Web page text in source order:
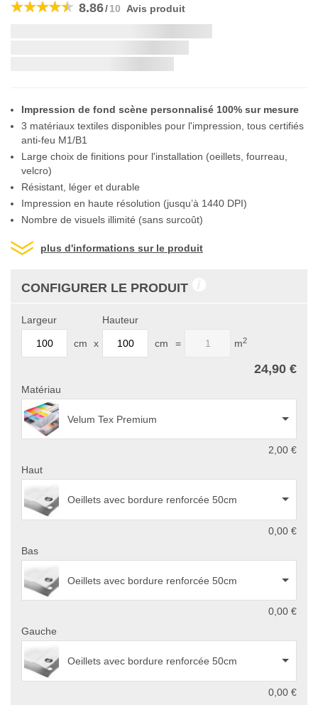
8.86/10
Avis produit
Impression de fond scène personnalisé 100% sur mesure
3 matériaux textiles disponibles pour l'impression, tous certifiés
anti-feu M1/B1
Large choix de finitions pour l'installation (oeillets, fourreau,
velcro)
Résistant, léger et durable
Impression en haute résolution (jusqu’à 1440 DPI)
Nombre de visuels illimité (sans surcoût)
plus d'informations sur le produit
CONFIGURER LE PRODUIT
Largeur
cm x
Hauteur
cm = m2
24,90 €
Matériau
Velum Tex Premium
2,00 €
Haut
Oeillets avec bordure renforcée 50cm
0,00 €
Bas
Oeillets avec bordure renforcée 50cm
0,00 €
Gauche
Oeillets avec bordure renforcée 50cm
0,00 €